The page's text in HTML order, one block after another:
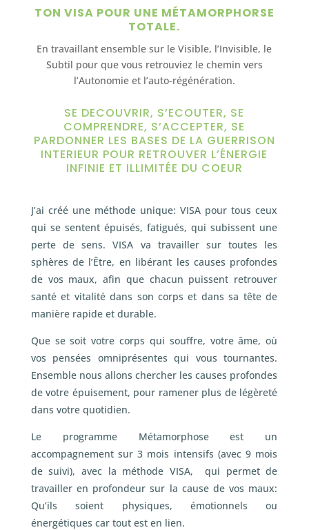
TON VISA POUR UNE MÉTAMORPHORSE
TOTALE.
En travaillant ensemble sur le Visible, l’Invisible, le
Subtil pour que vous retrouviez le chemin vers
l’Autonomie et l’auto-régénération.
SE DECOUVRIR, S’ECOUTER, SE
COMPRENDRE, S’ACCEPTER, SE
PARDONNER LES BASES DE LA GUERRISON
INTERIEUR POUR RETROUVER L’ÉNERGIE
INFINIE ET ILLIMITÉE DU COEUR
J’ai créé une méthode unique: VISA pour tous ceux
qui se sentent épuisés, fatigués, qui subissent une
perte de sens. VISA va travailler sur toutes les
sphères de l’Être, en libérant les causes profondes
de vos maux, afin que chacun puissent retrouver
santé et vitalité dans son corps et dans sa tête de
manière rapide et durable.
Que se soit votre corps qui souffre, votre âme, où
vos pensées omniprésentes qui vous tournantes.
Ensemble nous allons chercher les causes profondes
de votre épuisement, pour ramener plus de légèreté
dans votre quotidien.
Le programme Métamorphose est un
accompagnement sur 3 mois intensifs (avec 9 mois
de suivi), avec la méthode VISA, qui permet de
travailler en profondeur sur la cause de vos maux:
Qu’ils soient physiques, émotionnels ou
énergétiques car tout est en lien.